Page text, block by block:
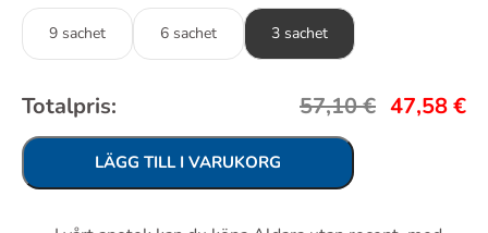
9 sachet 6 sachet 3 sachet
Totalpris: 57,10€ 47,58€
LÄGG TILL I VARUKORG